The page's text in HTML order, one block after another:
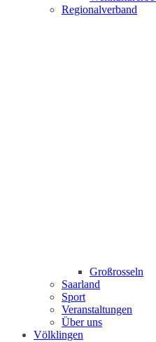
Regionalverband
Großrosseln
Saarland
Sport
Veranstaltungen
Über uns
Völklingen